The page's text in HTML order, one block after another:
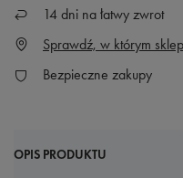
14 dni na łatwy zwrot
Sprawdź, w którym
Bezpieczne zakupy
OPIS PRODUKTU